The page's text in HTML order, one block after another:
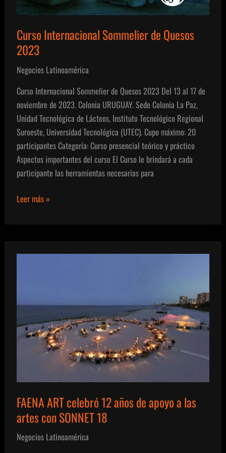
Curso Internacional Sommelier de Quesos
2023
Negocios Latinoamérica
Curso Internacional Sommelier de Quesos 2023 Del 13 al 17 de
noviembre de 2023. Colonia URUGUAY. Sede Colonia La Paz,
Unidad Tecnológica de Lácteos, Instituto Tecnológico Regional
Suroeste, Universidad Tecnológica (UTEC). Cupo máximo: 20
participantes Categoría: Curso presencial teórico y práctico
Aspectos importantes del curso El Curso le brindará a cada
participante las herramientas necesarias para
Curso
Quesos
Leer más »
FAENA ART celebró 12 años de apoyo a las
artes con SONNET 18
Negocios Latinoamérica